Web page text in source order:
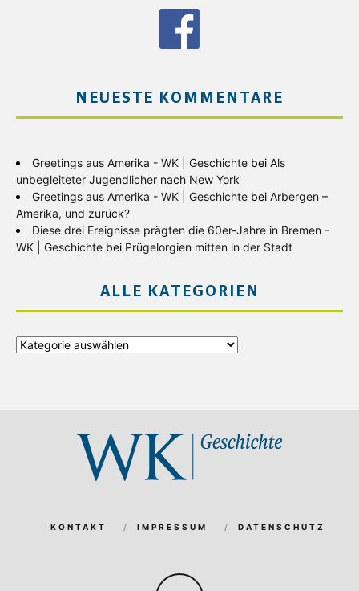
NEUESTE KOMMENTARE
Greetings aus Amerika - WK | Geschichte bei Als
unbegleiteter Jugendlicher nach New York
Greetings aus Amerika - WK | Geschichte bei Arbergen –
Amerika, und zurück?
Diese drei Ereignisse prägten die 60er-Jahre in Bremen -
WK | Geschichte bei Prügelorgien mitten in der Stadt
ALLE KATEGORIEN
Alle
KONTAKT IMPRESSUM DATENSCHUTZ